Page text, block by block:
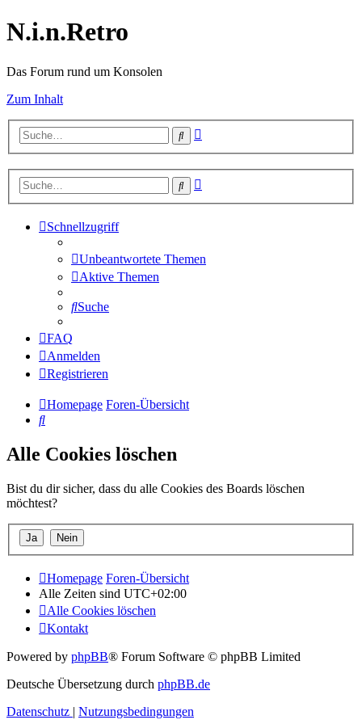
N.i.n.Retro
Das Forum rund um Konsolen
Zum Inhalt
Suche
Suche
Schnellzugriff
Unbeantwortete Themen
Aktive Themen
Suche
FAQ
Anmelden
Registrieren
Homepage Foren-Übersicht
Suche
Alle Cookies löschen
Bist du dir sicher, dass du alle Cookies des Boards löschen
möchtest?
Homepage Foren-Übersicht
Alle Zeiten sind UTC+02:00
Alle Cookies löschen
Kontakt
Powered by phpBB® Forum Software © phpBB Limited
Deutsche Übersetzung durch phpBB.de
Datenschutz
Nutzungsbedingungen